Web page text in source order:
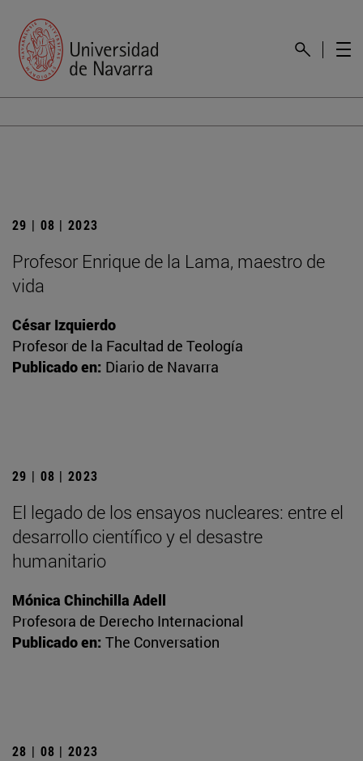
29 | 08 | 2023
Profesor Enrique de la Lama, maestro de
vida
César Izquierdo
Profesor de la Facultad de Teología
Publicado en: Diario de Navarra
29 | 08 | 2023
El legado de los ensayos nucleares: entre el
desarrollo científico y el desastre
humanitario
Mónica Chinchilla Adell
Profesora de Derecho Internacional
Publicado en: The Conversation
28 | 08 | 2023